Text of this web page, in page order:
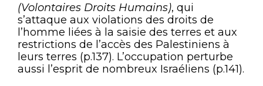
(Volontaires Droits Humains), qui
s’attaque aux violations des droits de
l’homme liées à la saisie des terres et aux
restrictions de l’accès des Palestiniens à
leurs terres (p.137). L’occupation perturbe
aussi l’esprit de nombreux Israéliens (p.141).